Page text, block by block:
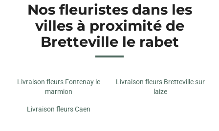
Nos fleuristes dans les
villes à proximité de
Bretteville le rabet
Livraison fleurs Fontenay le
marmion
Livraison fleurs Bretteville sur
laize
Livraison fleurs Caen